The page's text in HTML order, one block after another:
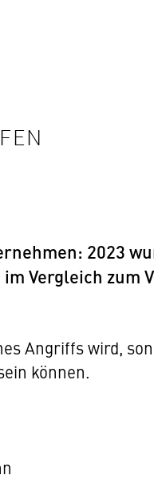
2023
Vergleich zum
Angriffs wird,
können.